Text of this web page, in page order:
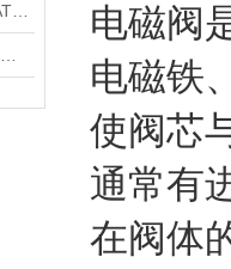
电磁阀
电磁铁
使阀芯
通常有
在阀体